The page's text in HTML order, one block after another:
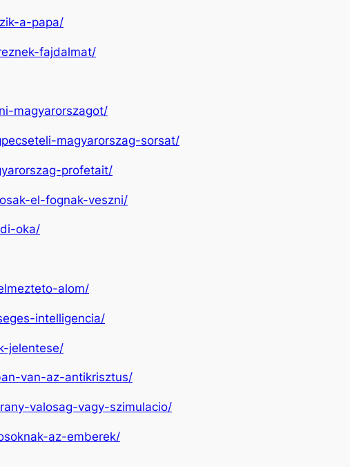
a-papa/
fajdalmat/
magyarorszagot/
magyarorszag-sorsat/
profetait/
el-fognak-veszni/
oka/
alom/
intelligencia/
jelentese/
van-az-antikrisztus/
valosag-vagy-szimulacio/
az-emberek/